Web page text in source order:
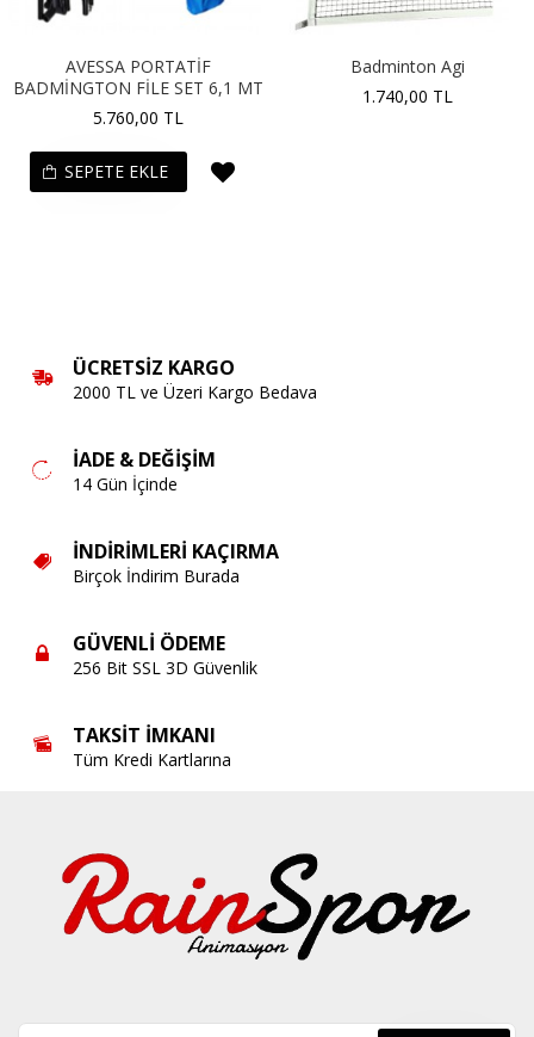
AVESSA PORTATİF
BADMİNGTON FİLE SET 6,1 MT
5.760,00 TL
SEPETE EKLE
Badminton Agi
1.740,00 TL
ÜCRETSIZ KARGO
2000 TL ve Üzeri Kargo Bedava
İADE & DEĞIŞIM
14 Gün İçinde
İNDIRIMLERI KAÇIRMA
Birçok İndirim Burada
GÜVENLI ÖDEME
256 Bit SSL 3D Güvenlik
TAKSIT İMKANI
Tüm Kredi Kartlarına